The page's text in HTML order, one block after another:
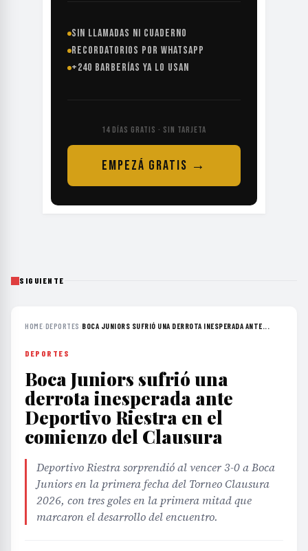
SIN LLAMADAS NI CUADERNO
RECORDATORIOS POR WHATSAPP
+240 BARBERÍAS YA LO USAN
14 DÍAS GRATIS · SIN TARJETA
EMPEZÁ GRATIS →
SIGUIENTE
HOME›DEPORTES ›BOCA JUNIORS SUFRIÓ UNA DERROTA INESPERADA ANTE...
DEPORTES
Boca Juniors sufrió una
derrota inesperada ante
Deportivo Riestra en el
comienzo del Clausura
Deportivo Riestra sorprendió al vencer 3-0 a Boca
Juniors en la primera fecha del Torneo Clausura
2026, con tres goles en la primera mitad que
marcaron el desarrollo del encuentro.